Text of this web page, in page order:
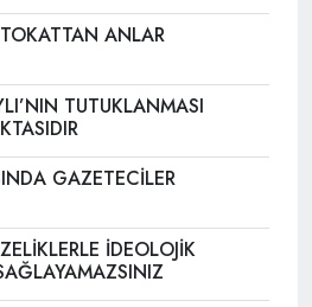
ANLAR
TUTUKLANMASI
GAZETECİLER
İDEOLOJİK